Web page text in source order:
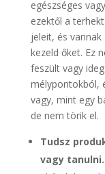
egészséges
ezektől a
jeleit, és
kezeld őket. Ez
feszült vagy
mélypontokból,
vagy, mint egy
de nem törik el.
Tudsz
vagy tanulni.